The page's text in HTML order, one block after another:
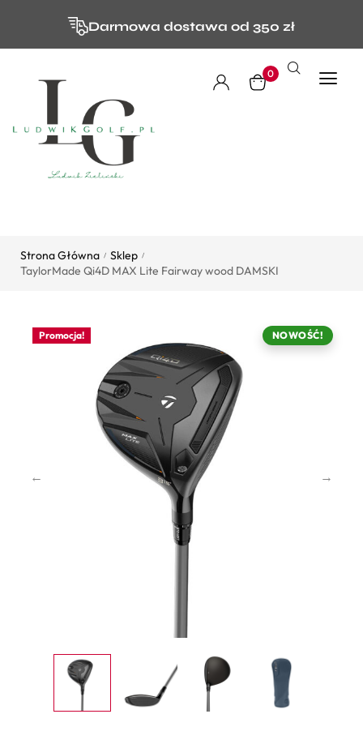
Darmowa dostawa od 350 zł
0
Strona Główna / Sklep /
TaylorMade Qi4D MAX Lite Fairway wood DAMSKI
Promocja! NOWOŚĆ!